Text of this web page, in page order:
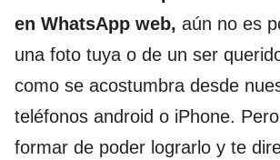
en WhatsApp web, aún no es
una foto tuya o de un ser
como se acostumbra desde
teléfonos android o iPhone.
formar de poder lograrlo y te